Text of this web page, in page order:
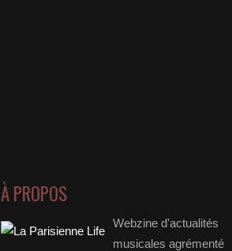
À PROPOS
Webzine d'actualités
musicales agrémenté